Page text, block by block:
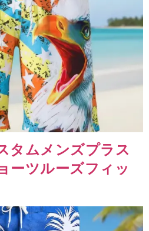
タムメンズプラス
ーツルーズフィッ